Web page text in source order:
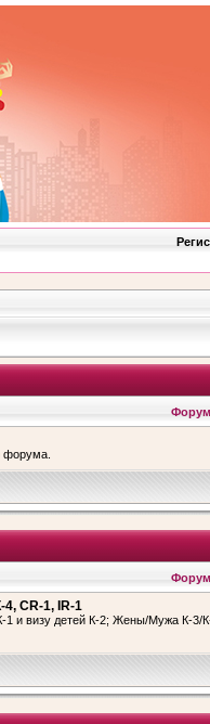
Форум
форума.
Форум
CR-1, IR-1
и визу детей К-2; Жены/Мужа К-3/